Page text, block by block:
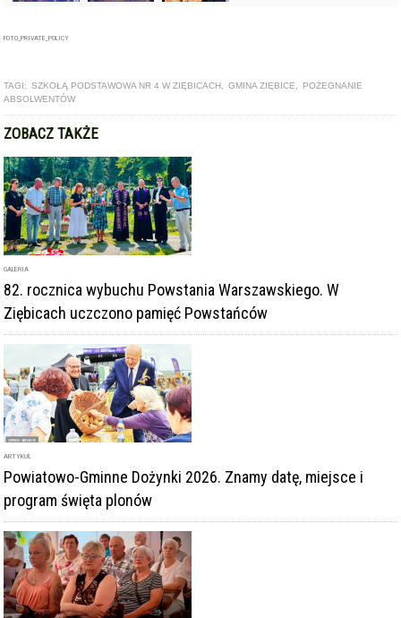
FOTO_PRIVATE_POLICY
TAGI: SZKOŁĄ PODSTAWOWA NR 4 W ZIĘBICACH, GMINA ZIĘBICE,
POŻEGNANIE
ABSOLWENTÓW
ZOBACZ TAKŻE
GALERIA
82. rocznica wybuchu Powstania Warszawskiego. W
Ziębicach uczczono pamięć Powstańców
ARTYKUŁ
Powiatowo-Gminne Dożynki 2026. Znamy datę, miejsce i
program święta plonów